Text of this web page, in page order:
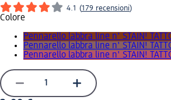
4.1 (179 recensioni)
Colore
Pennarello labbra line n' STAIN!
Pennarello labbra line n' STAIN!
Pennarello labbra line n' STAIN!